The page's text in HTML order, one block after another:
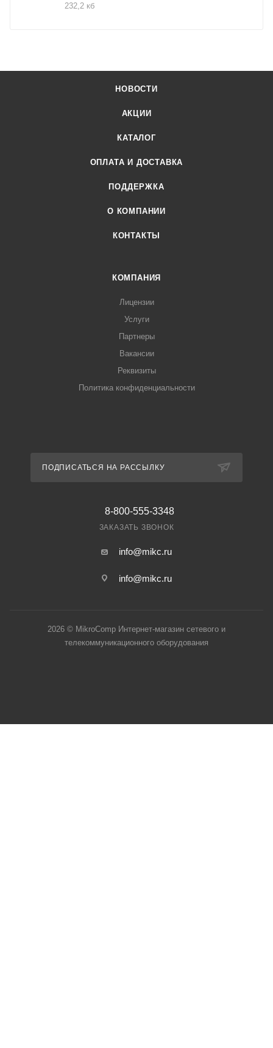
232,2 кб
НОВОСТИ
АКЦИИ
КАТАЛОГ
ОПЛАТА И ДОСТАВКА
ПОДДЕРЖКА
О КОМПАНИИ
КОНТАКТЫ
КОМПАНИЯ
Лицензии
Услуги
Партнеры
Вакансии
Реквизиты
Политика конфиденциальности
ПОДПИСАТЬСЯ НА РАССЫЛКУ
8-800-555-3348
ЗАКАЗАТЬ ЗВОНОК
info@mikc.ru
info@mikc.ru
2026 © MikroComp Интернет-магазин сетевого и
телекоммуникационного оборудования